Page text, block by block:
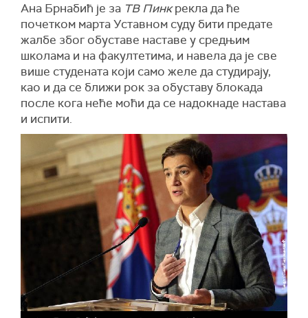
Ана Брнабић је за ТВ Пинкрекла да ће
почетком марта Уставном суду бити предате
жалбе због обуставе наставе у средњим
школама и на факултетима, и навела да је све
више студената који само желе да студирају,
као и да се ближи рок за обуставу блокада
после кога неће моћи да се надокнаде настава
и испити.